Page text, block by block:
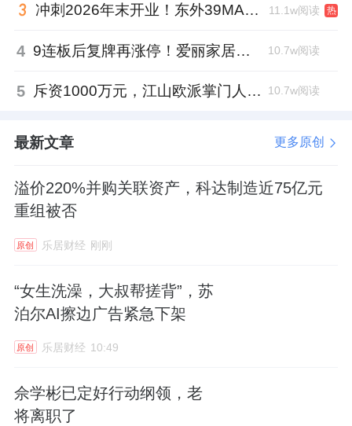
冲刺2026年末开业！东外39MALL全球招商启幕，重构东直门商圈格局 11.1w阅读 热
4 9连板后复牌再涨停！爱丽家居市盈率318倍，跨界收购案尚未落地 10.7w阅读
5 斥资1000万元，江山欧派掌门人吴水根加码创投基金 10.7w阅读
最新文章 更多原创
溢价220%并购关联资产，科达制造近75亿元
重组被否
原创 乐居财经 刚刚
“女生洗澡，大叔帮搓背”，苏
泊尔AI擦边广告紧急下架
原创 乐居财经 10:49
佘学彬已定好行动纲领，老
将离职了